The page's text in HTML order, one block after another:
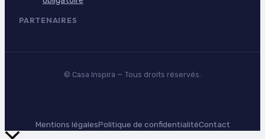
PARTENAIRES
© Casa Inspira — Tous droits réservés.
Mentions légalesPolitique de confidentialitéContact